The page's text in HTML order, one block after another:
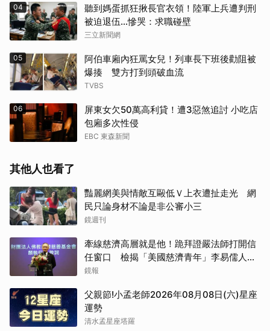
04
聽到媽蛋抓狂揪長官衣領！陸軍上兵遭判刑
被迫退伍…慘哭：求職碰壁
三立新聞網
05
阿伯車廂內狂罵女兒！列車長下班後勸阻被
爆揍 雙方打到頭破血流
TVBS
06
屏東女欠50萬高利貸！遭3惡煞追討 小吃店
包廂多次性侵
EBC 東森新聞
其他人也看了
豔麗網美與情敵互毆低Ｖ上衣遭扯走光 網
民只論身材不論是非公審小三
鏡週刊
牽線慈濟高層就是他！跪拜證嚴法師打開信
任窗口 檢揭「美國慈濟青年」李易儒人脈
網絡
鏡報
父親節!小孟老師2026年08月08日(六)星座
運勢
清水孟星座塔羅